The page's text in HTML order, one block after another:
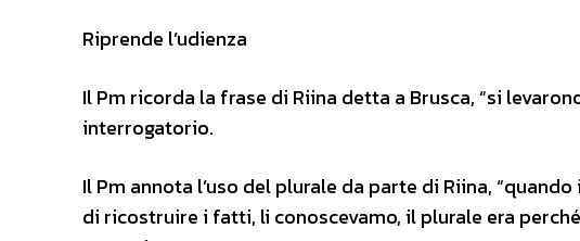
Riprende l’udienza
Il Pm ricorda la frase di Riina detta a Brusca, “si
interrogatorio.
Il Pm annota l’uso del plurale da parte di Riina,
di ricostruire i fatti, li conoscevamo, il plurale era